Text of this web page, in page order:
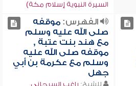
السيرة النبوية إسلام مكة)
الفهرس:موقفه
صلى الله عليه وسلم
مع هند بنت عتبة ,
موقفه صلى الله عليه
وسلم مع عكرمة بن أبي
جهل
للشيخ: راغب السرجاني